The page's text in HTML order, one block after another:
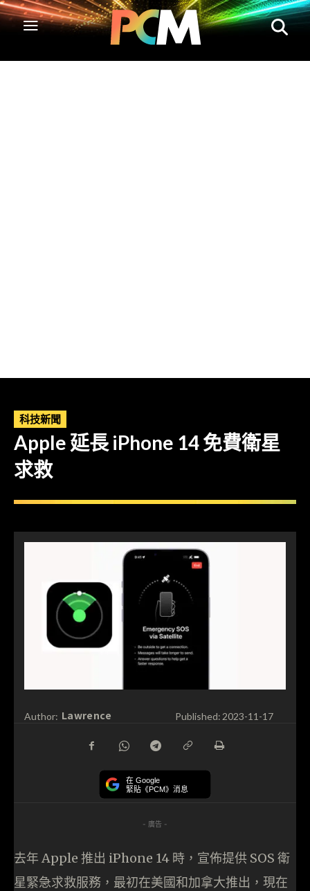
科技新聞
Apple 延長 iPhone 14 免費衛星
求救
Author: Lawrence Published: 2023-11-17
在 Google
緊貼《PCM》消息
- 廣告 -
去年 Apple 推出 iPhone 14 時，宣佈提供 SOS 衛
星緊急求救服務，最初在美國和加拿大推出，現在